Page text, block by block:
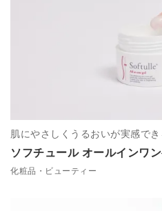
ソフチュール オールインワ
肌にやさしくうるおいが実感で
化粧品・ビューティー